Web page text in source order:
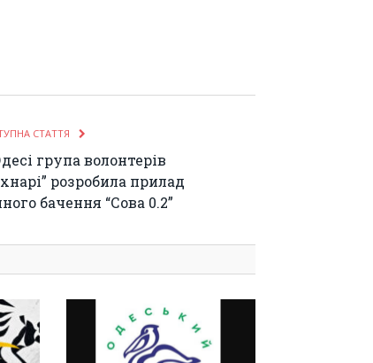
СТАТТЯ
група волонтерів
розробила прилад
бачення “Сова 0.2”